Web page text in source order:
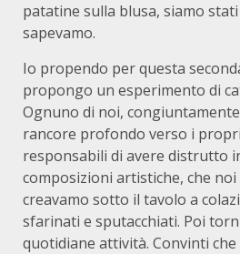
patatine sulla blusa, siamo
sapevamo.
Io propendo per questa
propongo un esperimento di
Ognuno di noi,
rancore profondo verso i
responsabili di avere distrutto
composizioni artistiche, che
creavamo sotto il tavolo a
sfarinati e sputacchiati. Poi
quotidiane attività. Convinti